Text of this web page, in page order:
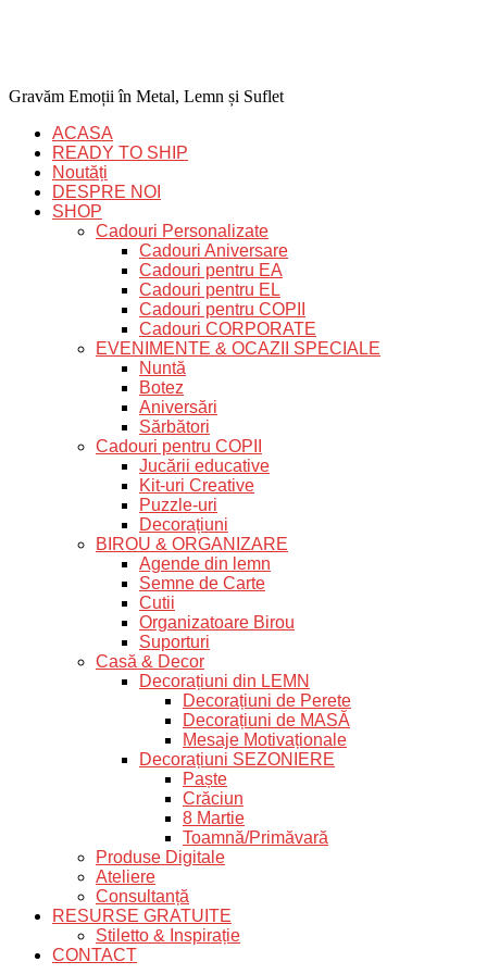
Gravăm Emoții în Metal, Lemn și Suflet
ACASA
READY TO SHIP
Noutăți
DESPRE NOI
SHOP
Cadouri Personalizate
Cadouri Aniversare
Cadouri pentru EA
Cadouri pentru EL
Cadouri pentru COPII
Cadouri CORPORATE
EVENIMENTE & OCAZII SPECIALE
Nuntă
Botez
Aniversări
Sărbători
Cadouri pentru COPII
Jucării educative
Kit-uri Creative
Puzzle-uri
Decorațiuni
BIROU & ORGANIZARE
Agende din lemn
Semne de Carte
Cutii
Organizatoare Birou
Suporturi
Casă & Decor
Decorațiuni din LEMN
Decorațiuni de Perete
Decorațiuni de MASĂ
Mesaje Motivaționale
Decorațiuni SEZONIERE
Paște
Crăciun
8 Martie
Toamnă/Primăvară
Produse Digitale
Ateliere
Consultanță
RESURSE GRATUITE
Stiletto & Inspirație
CONTACT